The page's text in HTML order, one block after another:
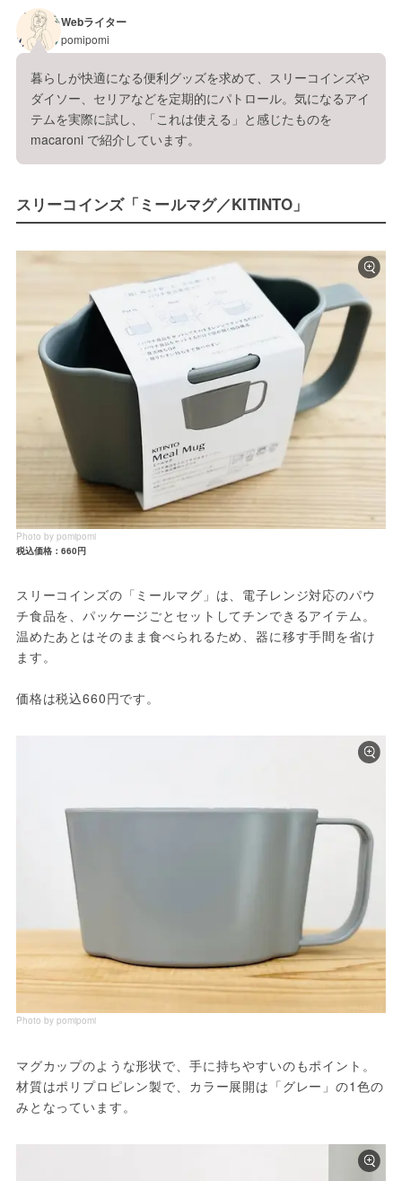
Webライター
pomipomi
暮らしが快適になる便利グッズを求めて、スリーコインズや
ダイソー、セリアなどを定期的にパトロール。気になるアイ
テムを実際に試し、「これは使える」と感じたものを
macaroni で紹介しています。
スリーコインズ「ミールマグ／KITINTO」
Photo by pomipomi
税込価格：660円
スリーコインズの「ミールマグ」は、電子レンジ対応のパウ
チ食品を、パッケージごとセットしてチンできるアイテム。
温めたあとはそのまま食べられるため、器に移す手間を省け
ます。
価格は税込660円です。
Photo by pomipomi
マグカップのような形状で、手に持ちやすいのもポイント。
材質はポリプロピレン製で、カラー展開は「グレー」の1色の
みとなっています。